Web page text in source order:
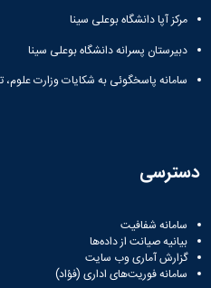
مرکز آپا دانشگاه بوعلی سینا
دبیرستان پسرانه دانشگاه بوعلی سینا
سامانه پاسخگوئی به شکایات وزارت علوم،
دسترسی
سامانه شفافیت
بیانیه صیانت از داده‌ها
گزارش آماری وب‌ سایت
سامانه فوریت‌های اداری (فؤاد)